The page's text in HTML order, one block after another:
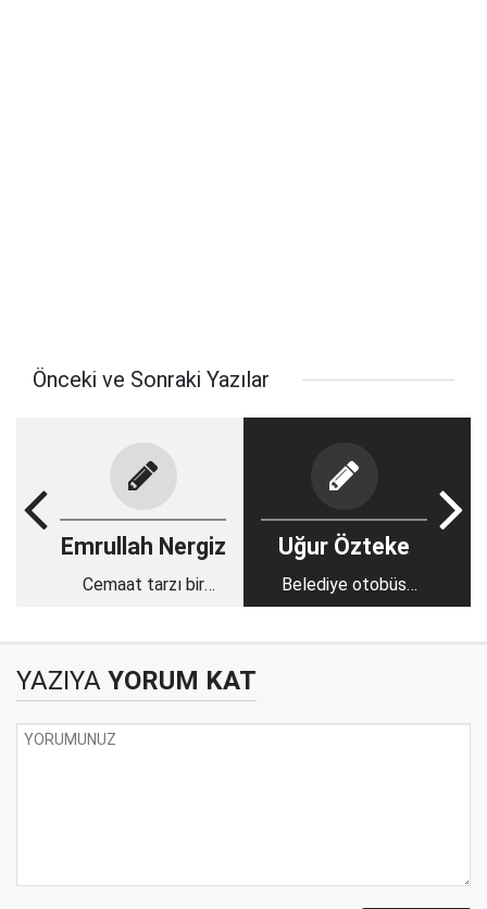
Önceki ve Sonraki Yazılar
Emrullah Nergiz
Cemaat tarzı bir
Uğur Özteke
Belediye otobüs
şoförü izne ayrılırsa
YAZIYA YORUM KAT